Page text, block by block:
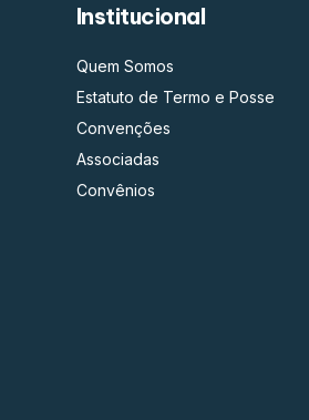
Institucional
Quem Somos
Estatuto de Termo e Posse
Convenções
Associadas
Convênios